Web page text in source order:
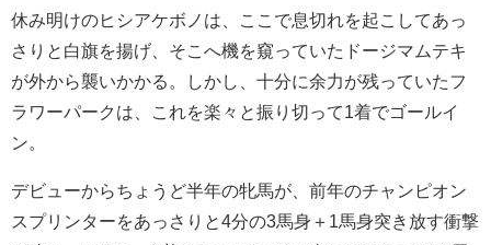
休み明けのヒシアケボノは、ここで息切れを起こしてあっ
さりと白旗を揚げ、そこへ機を窺っていたドージマムテキ
が外から襲いかかる。しかし、十分に余力が残っていたフ
ラワーパークは、これを楽々と振り切って1着でゴールイ
ン。
デビューからちょうど半年の牝馬が、前年のチャンピオン
スプリンターをあっさりと4分の3馬身＋1馬身突き放す衝撃